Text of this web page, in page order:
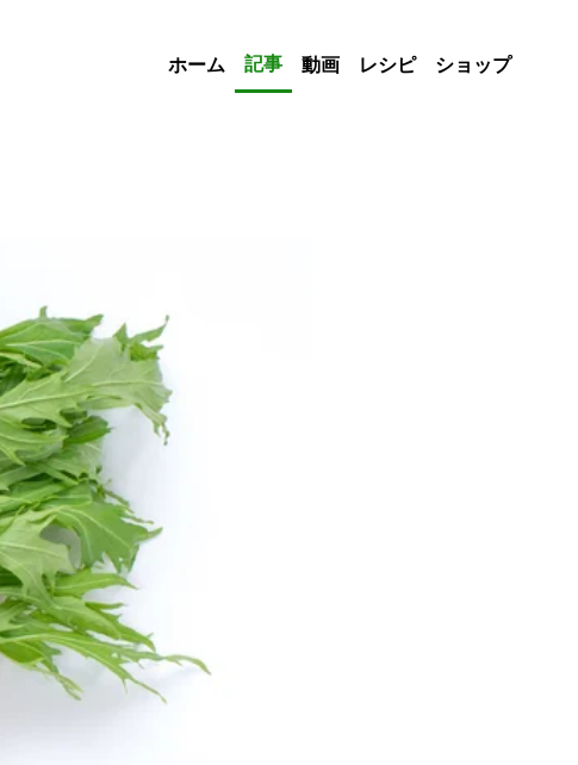
ホーム 記事 動画 レシピ ショップ